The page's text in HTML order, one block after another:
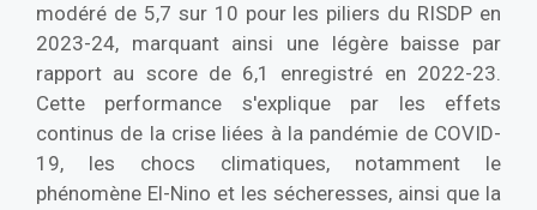
modéré de 5,7 sur 10 pour les piliers du RISDP en
2023-24, marquant ainsi une légère baisse par
rapport au score de 6,1 enregistré en 2022-23.
Cette performance s'explique par les effets
continus de la crise liées à la pandémie de COVID-
19, les chocs climatiques, notamment le
phénomène El-Nino et les sécheresses, ainsi que la